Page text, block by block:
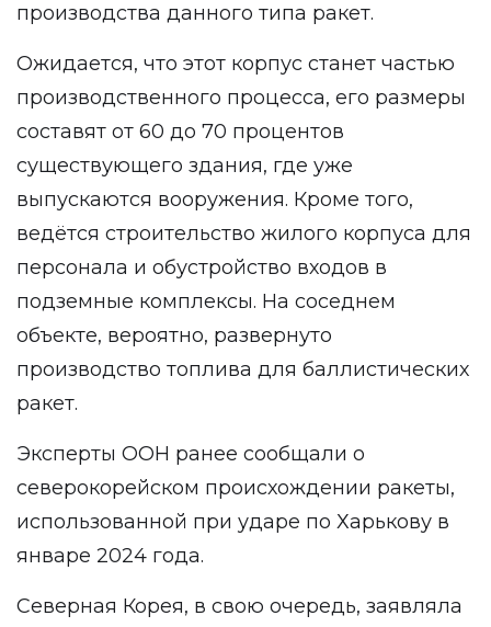
производства данного типа ракет.
Ожидается, что этот корпус станет частью
производственного процесса, его размеры
составят от 60 до 70 процентов
существующего здания, где уже
выпускаются вооружения. Кроме того,
ведётся строительство жилого корпуса для
персонала и обустройство входов в
подземные комплексы. На соседнем
объекте, вероятно, развернуто
производство топлива для баллистических
ракет.
Эксперты ООН ранее сообщали о
северокорейском происхождении ракеты,
использованной при ударе по Харькову в
январе 2024 года.
Северная Корея, в свою очередь, заявляла